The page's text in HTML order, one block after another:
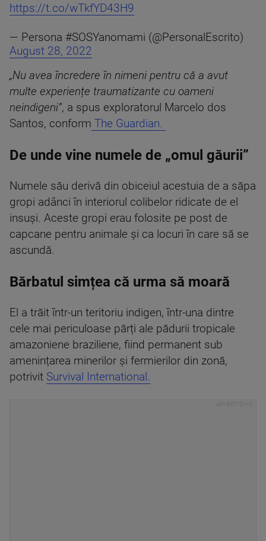
https://t.co/wTkfYD43H9
— Persona #SOSYanomami (@PersonalEscrito)
August 28, 2022
„Nu avea încredere în nimeni pentru că a avut
multe experiențe traumatizante cu oameni
neindigeni”, a spus exploratorul Marcelo dos
Santos, conform The Guardian.
De unde vine numele de „omul găurii”
Numele său derivă din obiceiul acestuia de a săpa
gropi adânci în interiorul colibelor ridicate de el
insuși. Aceste gropi erau folosite pe post de
capcane pentru animale și ca locuri în care să se
ascundă.
Bărbatul simțea că urma să moară
El a trăit într-un teritoriu indigen, într-una dintre
cele mai periculoase părți ale pădurii tropicale
amazoniene braziliene, fiind permanent sub
amenințarea minerilor și fermierilor din zonă,
potrivit Survival International.